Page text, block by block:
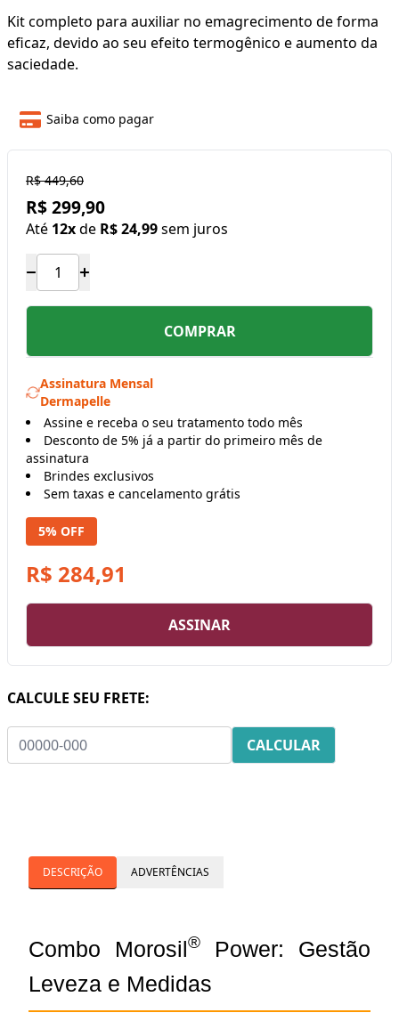
Kit completo para auxiliar no emagrecimento de forma
eficaz, devido ao seu efeito termogênico e aumento da
saciedade.
Saiba como pagar
R$ 449,60
R$ 299,90
Até 12xde R$ 24,99sem juros
COMPRAR
Assinatura Mensal
Dermapelle
Assine e receba o seu tratamento todo mês
Desconto de 5% já a partir do primeiro mês de
assinatura
Brindes exclusivos
Sem taxas e cancelamento grátis
5% OFF
R$ 284,91
ASSINAR
CALCULE SEU FRETE:
ADVERTÊNCIAS
DESCRIÇÃO
Combo Morosil®
Power: Gestão
Leveza e Medidas